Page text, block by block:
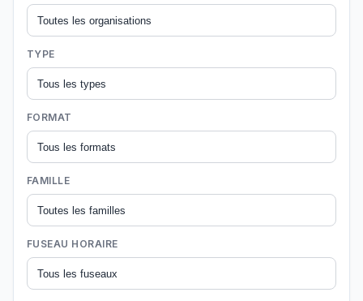
TYPE
FORMAT
FAMILLE
FUSEAU HORAIRE